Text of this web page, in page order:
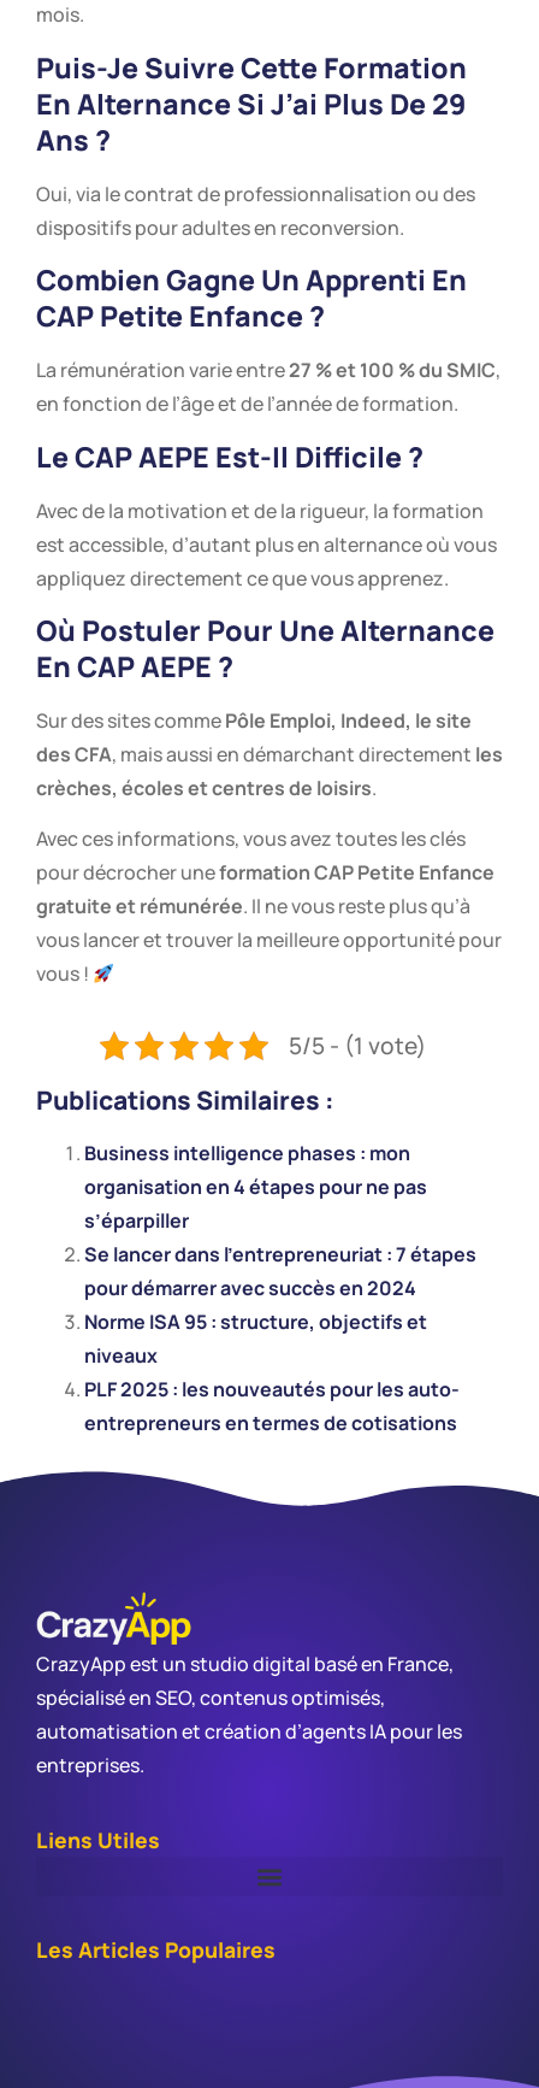
mois.
Puis-Je Suivre Cette Formation
En Alternance Si J’ai Plus De 29
Ans ?
Oui, via le contrat de professionnalisation ou des
dispositifs pour adultes en reconversion.
Combien Gagne Un Apprenti En
CAP Petite Enfance ?
La rémunération varie entre27 % et 100 % du SMIC,
en fonction de l’âge et de l’année de formation.
Le CAP AEPE Est-Il Difficile ?
Avec de la motivation et de la rigueur, la formation
est accessible, d’autant plus en alternance où vous
appliquez directement ce que vous apprenez.
Où Postuler Pour Une Alternance
En CAP AEPE ?
Sur des sites commePôle Emploi, Indeed, le site
des CFA, mais aussi en démarchant directement les
crèches, écoles et centres de loisirs.
Avec ces informations, vous avez toutes les clés
pour décrocher uneformation CAP Petite Enfance
gratuite et rémunérée. Il ne vous reste plus qu’à
vous lancer et trouver la meilleure opportunité pour
vous !
5/5 - (1 vote)
Publications Similaires :
Business intelligence phases : mon
organisation en 4 étapes pour ne pas
s’éparpiller
Se lancer dans l’entrepreneuriat : 7 étapes
pour démarrer avec succès en 2024
Norme ISA 95 : structure, objectifs et
niveaux
PLF 2025 : les nouveautés pour les auto-
entrepreneurs en termes de cotisations
CrazyApp est un studio digital basé en France,
spécialisé en SEO, contenus optimisés,
automatisation et création d’agents IA pour les
entreprises.
Liens Utiles
Les Articles Populaires